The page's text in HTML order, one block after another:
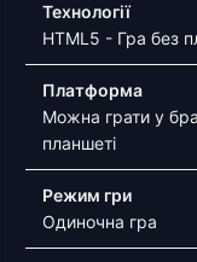
Технології
HTML5 - Гра без
Платформа
Можна грати у
планшеті
Режим гри
Одиночна гра